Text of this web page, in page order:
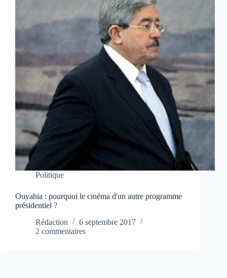
Politique
Ouyahia : pourquoi le cinéma d'un autre programme
présidentiel ?
Rédaction
6 septembre 2017
2 commentaires